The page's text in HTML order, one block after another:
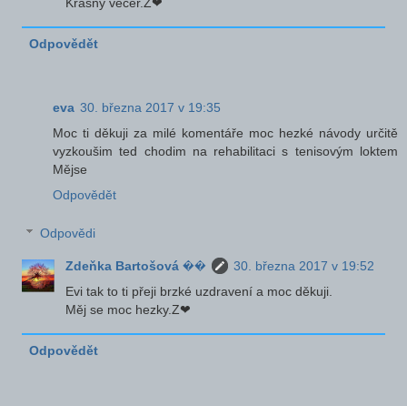
Odpovědět
eva 30. března 2017 v 19:35
Moc ti děkuji za milé komentáře moc hezké návody určitě
vyzkoušim ted chodim na rehabilitaci s tenisovým loktem
Mějse
Odpovědět
Odpovědi
Zdeňka Bartošová ��
30. března 2017 v 19:52
Evi tak to ti přeji brzké uzdravení a moc děkuji.
Měj se moc hezky.Z❤
Odpovědět